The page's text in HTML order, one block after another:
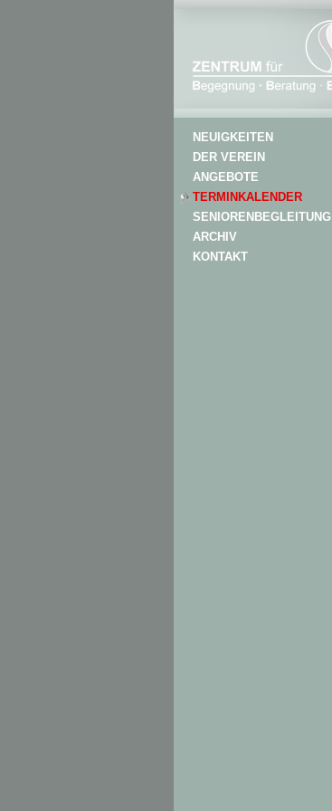
NEUIGKEITEN
DER VEREIN
ANGEBOTE
TERMINKALENDER
SENIORENBEGLEITUNG
ARCHIV
KONTAKT